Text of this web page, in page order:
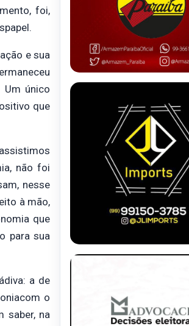
foi,
e sua
Um único
que
não foi
nesse
à mão,
que
para sua
a de
o
saber, na